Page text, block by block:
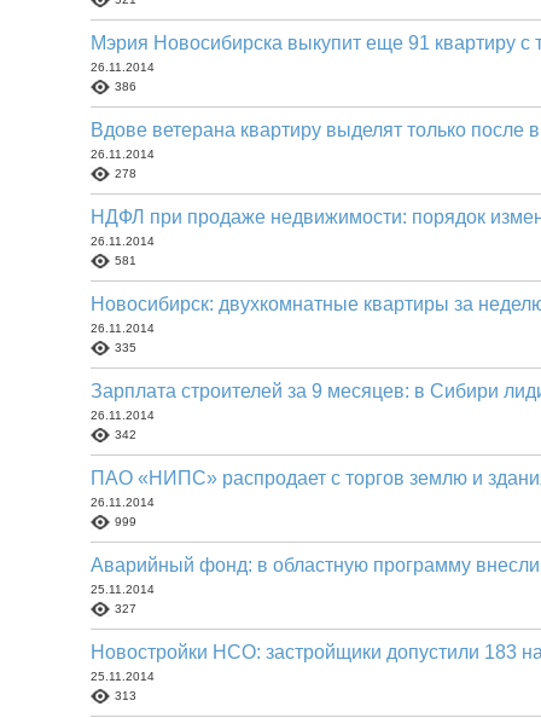
Мэрия Новосибирска выкупит еще 91 квартиру с
26.11.2014
386
Вдове ветерана квартиру выделят только после
26.11.2014
278
НДФЛ при продаже недвижимости: порядок
26.11.2014
581
Новосибирск: двухкомнатные квартиры за
26.11.2014
335
Зарплата строителей за 9 месяцев: в Сибири
26.11.2014
342
ПАО «НИПС» распродает с торгов землю и
26.11.2014
999
Аварийный фонд: в областную программу
25.11.2014
327
Новостройки НСО: застройщики допустили 183
25.11.2014
313